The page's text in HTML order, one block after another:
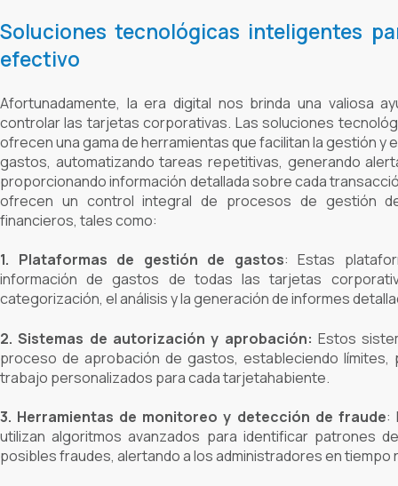
Soluciones tecnológicas inteligentes
efectivo
Afortunadamente, la era digital nos brinda una valiosa
controlar las tarjetas corporativas. Las soluciones
ofrecen una gama de herramientas que facilitan la gestión y
gastos, automatizando tareas repetitivas, generando
proporcionando información detallada sobre cada
ofrecen un control integral de procesos de gestión
financieros, tales como:
1. Plataformas de gestión de gastos: Estas
información de gastos de todas las tarjetas
categorización, el análisis y la generación de informes
2. Sistemas de autorización y aprobación: Estos
proceso de aprobación de gastos, estableciendo límites,
trabajo personalizados para cada tarjetahabiente.
3. Herramientas de monitoreo y detección de fraude:
utilizan algoritmos avanzados para identificar patrones
posibles fraudes, alertando a los administradores en tiempo